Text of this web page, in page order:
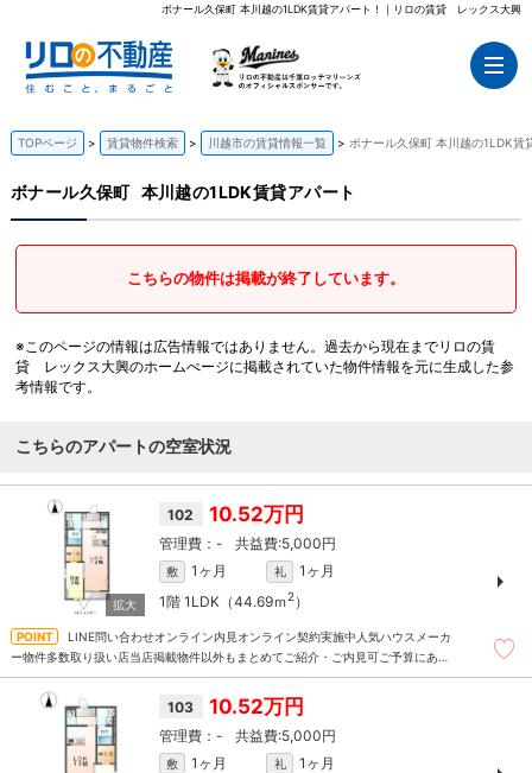
ボナール久保町 本川越の1LDK賃貸アパート！｜リロの賃貸 レックス大興
TOPページ 賃貸物件検索 川越市の賃貸情報一覧 ボナール久保町 本川越の1LDK賃
ボナール久保町 本川越の1LDK賃貸アパート
こちらの物件は掲載が終了しています。
※このページの情報は広告情報ではありません。過去から現在までリロの賃
貸 レックス大興のホームぺージに掲載されていた物件情報を元に生成した参
考情報です。
こちらのアパートの空室状況
102 10.52万円
- 5,000円
敷 1ヶ月 礼
1ヶ月
1階 1LDK（44.69ｍ 2）
LINE問い合わせオンライン内見オンライン契約実施中人気ハウスメーカ
ー物件多数取り扱い店当店掲載物件以外もまとめてご紹介・ご内見可ご予算にあっ
103 10.52万円
- 5,000円
敷 1ヶ月 礼
1ヶ月